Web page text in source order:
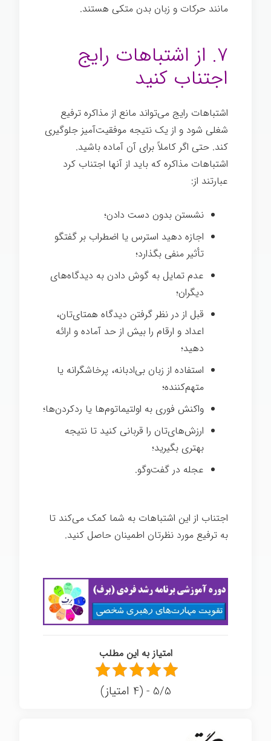
مانند حرکات و زبان بدن متکی هستند.
۷. از اشتباهات رایج
اجتناب کنيد
اشتباهات رایج می‌تواند مانع از مذاکره ترفیع
شغلی شود و از یک نتیجه موفقیت‌آمیز جلوگیری
کند. حتی اگر کاملاً برای آن آماده باشید.
اشتباهات مذاکره که باید از آنها اجتناب کرد
عبارتند از:
نشستن بدون دست دادن؛
اجازه دهید استرس یا اضطراب بر گفتگو
تأثیر منفی بگذارد؛
عدم تمایل به گوش دادن به دیدگاه‌های
دیگران؛
قبل از در نظر گرفتن دیدگاه همتای‌تان،
اعداد و ارقام را بیش از حد آماده و ارائه
دهید؛
استفاده از زبان بی‌ادبانه، پرخاشگرانه یا
متهم‌کننده؛
واکنش فوری به اولتیماتوم‌ها یا ردکردن‌ها؛
ارزش‌های‌تان را قربانی کنید تا نتیجه
بهتری بگیرید؛
عجله در گفت‌وگو.
اجتناب از این اشتباهات به شما کمک می‌کند تا
به ترفیع مورد نظرتان اطمینان حاصل کنيد.
امتیاز به این مطلب
5/5 - (4 امتیاز)